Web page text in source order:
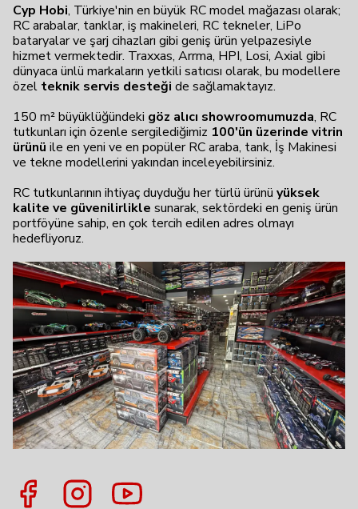
Cyp Hobi, Türkiye'nin en büyük RC model mağazası olarak;
RC arabalar, tanklar, iş makineleri, RC tekneler, LiPo
bataryalar ve şarj cihazları gibi geniş ürün yelpazesiyle
hizmet vermektedir. Traxxas, Arrma, HPI, Losi, Axial gibi
dünyaca ünlü markaların yetkili satıcısı olarak, bu modellere
özel teknik servis desteği de sağlamaktayız.
150 m² büyüklüğündeki göz alıcı showroomumuzda, RC
tutkunları için özenle sergilediğimiz 100'ün üzerinde vitrin
ürünü ile en yeni ve en popüler RC araba, tank, İş Makinesi
ve tekne modellerini yakından inceleyebilirsiniz.
RC tutkunlarının ihtiyaç duyduğu her türlü ürünü yüksek
kalite ve güvenilirlikle sunarak, sektördeki en geniş ürün
portföyüne sahip, en çok tercih edilen adres olmayı
hedefliyoruz.